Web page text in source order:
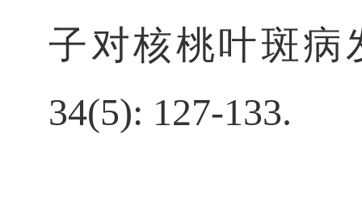
子对核桃叶斑病
34(5): 127-133.